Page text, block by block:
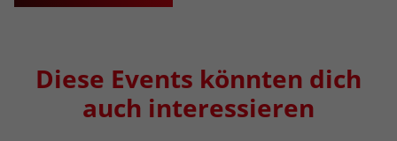
Diese Events könnten dich
auch interessieren